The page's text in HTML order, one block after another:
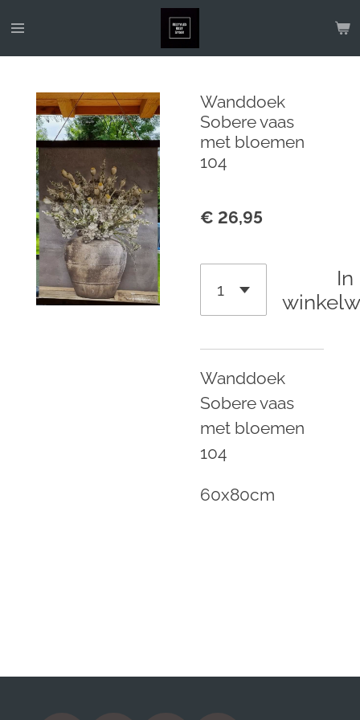
Ga
hoofdinhoud
Wanddoek
Sobere vaas
met bloemen
104
€ 26,95
In
Wanddoek
Sobere vaas
met bloemen
104
60x80cm